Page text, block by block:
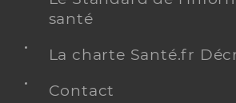
santé
La charte Santé.fr
Contact